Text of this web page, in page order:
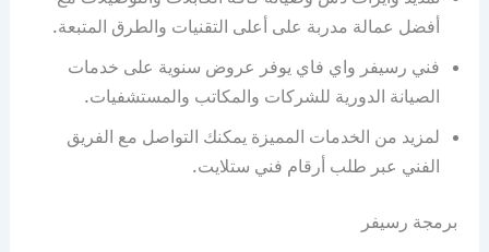
أفضل عمالة مدربة على أعلى التقنيات والطرق المتبعة.
فني رسيفر واي فاي يوفر عروض سنوية على خدمات
الصيانة الدورية للشركات والمكاتب والمستشفيات.
لمزيد من الخدمات المميزة يمكنك التواصل مع الفريق
الفني عبر طلب أرقام فني ستلايت.
برمجة رسيفر